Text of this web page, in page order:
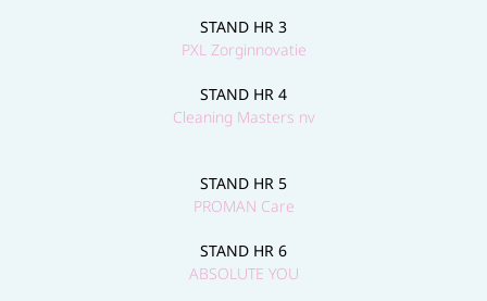
STAND HR 3
PXL Zorginnovatie
STAND HR 4
Cleaning Masters nv
STAND HR 5
PROMAN Care
STAND HR 6
ABSOLUTE YOU